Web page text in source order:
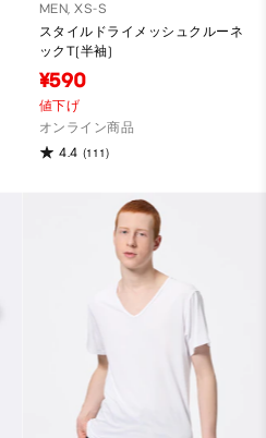
MEN, XS-S
スタイルドライメッシュクルーネ
ックT(半袖)
¥590
値下げ
オンライン商品
4.4 (111)